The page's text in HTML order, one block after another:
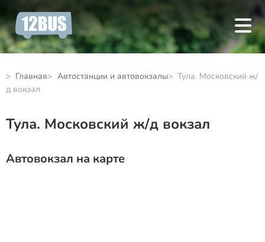
Главная Автостанции и автовокзалы
Тула. Московский ж/
д вокзал
Тула. Московский ж/д вокзал
Автовокзал на карте